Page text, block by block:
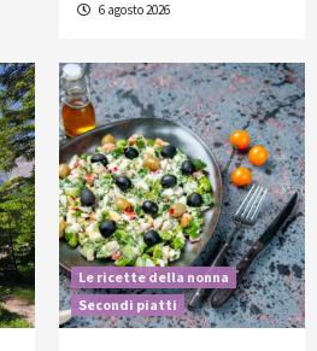
6 agosto 2026
Le ricette della nonna
Secondi piatti